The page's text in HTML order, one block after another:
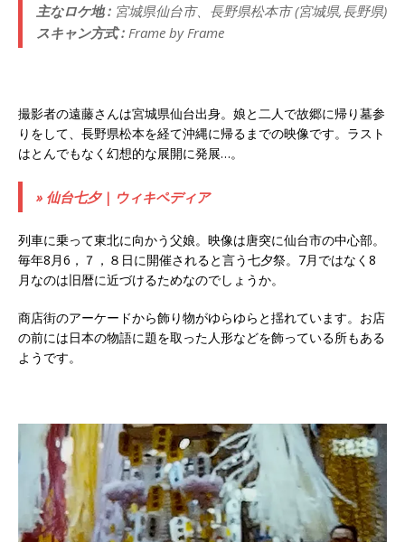
主なロケ地 : 宮城県仙台市、長野県松本市 (宮城県,長野県)
スキャン方式 : Frame by Frame
撮影者の遠藤さんは宮城県仙台出身。娘と二人で故郷に帰り墓参
りをして、長野県松本を経て沖縄に帰るまでの映像です。ラスト
はとんでもなく幻想的な展開に発展…。
» 仙台七夕 | ウィキペディア
列車に乗って東北に向かう父娘。映像は唐突に仙台市の中心部。
毎年8月6，７，８日に開催されると言う七夕祭。7月ではなく8
月なのは旧暦に近づけるためなのでしょうか。
商店街のアーケードから飾り物がゆらゆらと揺れています。お店
の前には日本の物語に題を取った人形などを飾っている所もある
ようです。